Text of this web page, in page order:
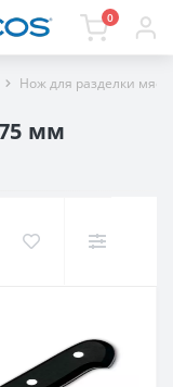
0
Нож для разделки
мм
Доставка и